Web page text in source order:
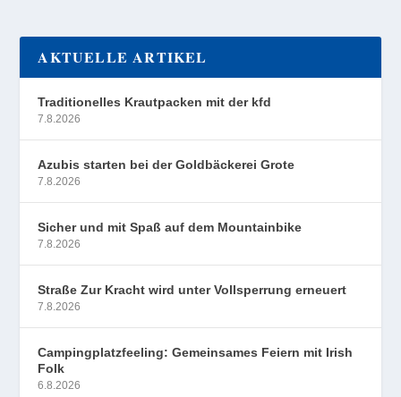
AKTUELLE ARTIKEL
Traditionelles Krautpacken mit der kfd
7.8.2026
Azubis starten bei der Goldbäckerei Grote
7.8.2026
Sicher und mit Spaß auf dem Mountainbike
7.8.2026
Straße Zur Kracht wird unter Vollsperrung erneuert
7.8.2026
Campingplatzfeeling: Gemeinsames Feiern mit Irish
Folk
6.8.2026